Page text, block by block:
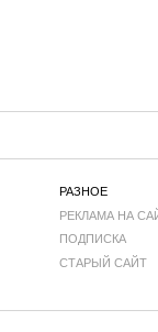
РАЗНОЕ
РЕКЛАМА НА
ПОДПИСКА
СТАРЫЙ САЙТ